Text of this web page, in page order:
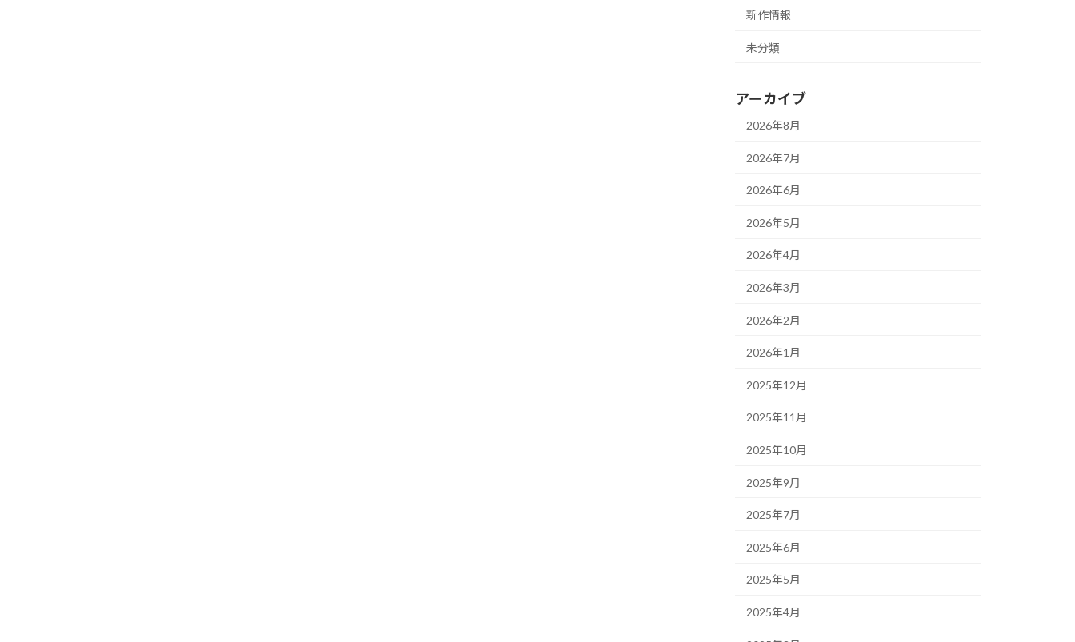
新作情報
未分類
アーカイブ
2026年8月
2026年7月
2026年6月
2026年5月
2026年4月
2026年3月
2026年2月
2026年1月
2025年12月
2025年11月
2025年10月
2025年9月
2025年7月
2025年6月
2025年5月
2025年4月